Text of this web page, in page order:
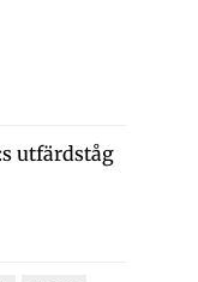
utfärdståg